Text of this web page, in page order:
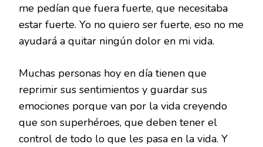
me pedían que fuera fuerte, que necesitaba
estar fuerte. Yo no quiero ser fuerte, eso no me
ayudará a quitar ningún dolor en mi vida.
Muchas personas hoy en día tienen que
reprimir sus sentimientos y guardar sus
emociones porque van por la vida creyendo
que son superhéroes, que deben tener el
control de todo lo que les pasa en la vida. Y